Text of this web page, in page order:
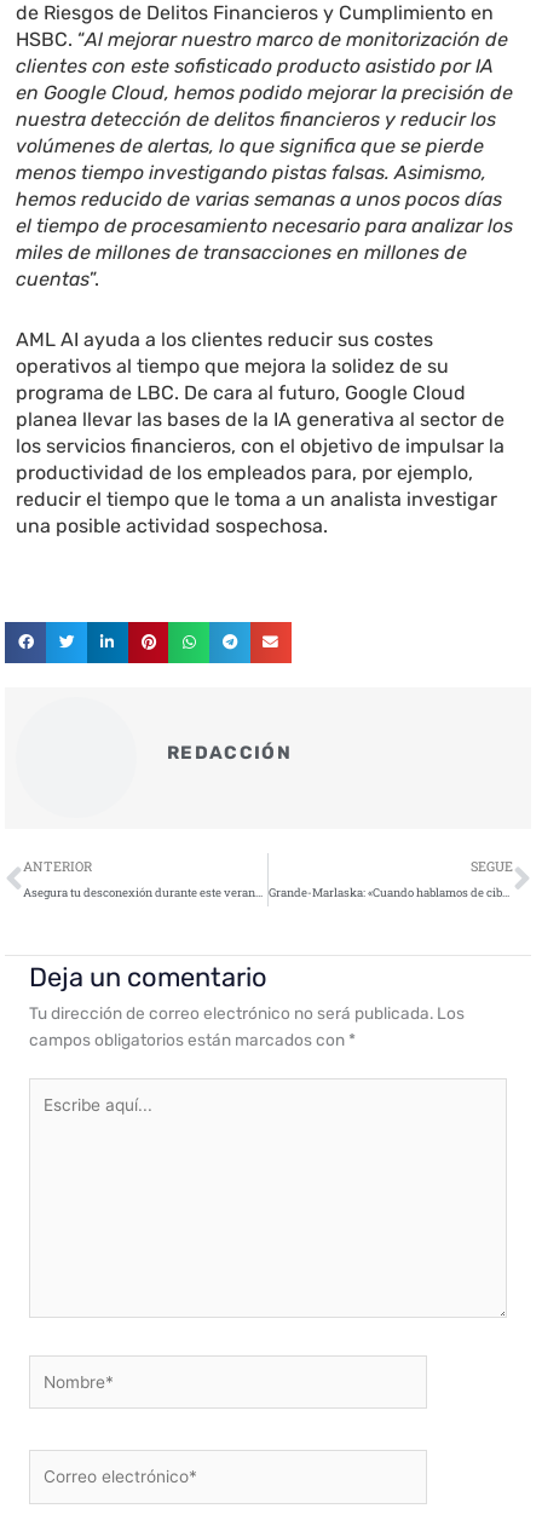
de Riesgos de Delitos Financieros y Cumplimiento en
HSBC. “Al mejorar nuestro marco de monitorización de
clientes con este sofisticado producto asistido por IA
en Google Cloud, hemos podido mejorar la precisión de
nuestra detección de delitos financieros y reducir los
volúmenes de alertas, lo que significa que se pierde
menos tiempo investigando pistas falsas. Asimismo,
hemos reducido de varias semanas a unos pocos días
el tiempo de procesamiento necesario para analizar los
miles de millones de transacciones en millones de
cuentas”.
AML AI ayuda a los clientes reducir sus costes
operativos al tiempo que mejora la solidez de su
programa de LBC. De cara al futuro, Google Cloud
planea llevar las bases de la IA generativa al sector de
los servicios financieros, con el objetivo de impulsar la
productividad de los empleados para, por ejemplo,
reducir el tiempo que le toma a un analista investigar
una posible actividad sospechosa.
REDACCIÓN
Ant
ANTERIOR
Asegura tu desconexión durante este verano: 7 consejos para protegerse de los ciberataques durante las vacaciones
SEGUE
Grande-Marlaska: «Cuando hablamos de ciberseguridad, todos somos imprescindibles»
Deja un comentario
Tu dirección de correo electrónico no será publicada. Los
campos obligatorios están marcados con *
aquí...
electrónico*